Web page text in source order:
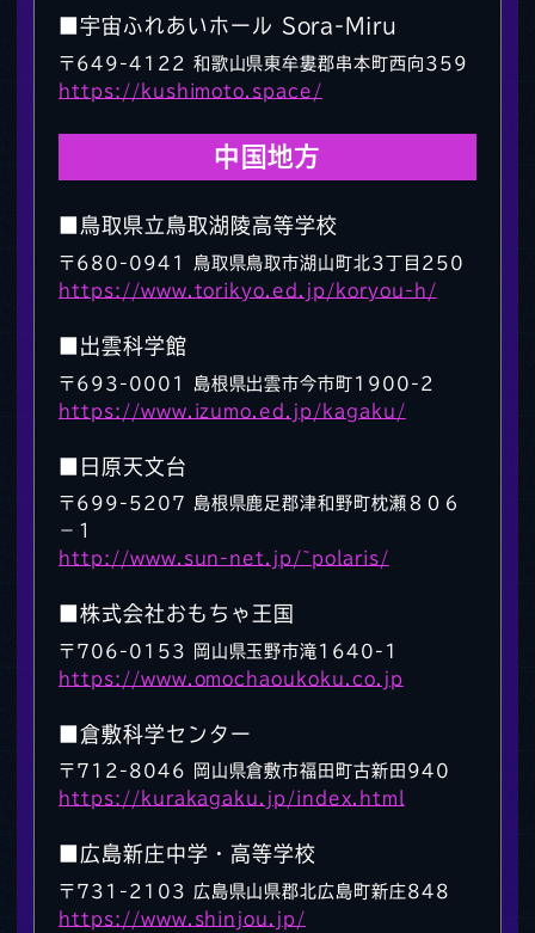
■宇宙ふれあいホール Sora-Miru
〒649-4122 和歌山県東牟婁郡串本町西向359
https://kushimoto.space/
中国地方
■鳥取県立鳥取湖陵高等学校
〒680-0941 鳥取県鳥取市湖山町北3丁目250
https://www.torikyo.ed.jp/koryou-h/
■出雲科学館
〒693-0001 島根県出雲市今市町1900-2
https://www.izumo.ed.jp/kagaku/
■日原天文台
〒699-5207 島根県鹿足郡津和野町枕瀬８０６
－１
http://www.sun-net.jp/~polaris/
■株式会社おもちゃ王国
〒706-0153 岡山県玉野市滝1640-1
https://www.omochaoukoku.co.jp
■倉敷科学センター
〒712-8046 岡山県倉敷市福田町古新田940
https://kurakagaku.jp/index.html
■広島新庄中学・高等学校
〒731-2103 広島県山県郡北広島町新庄848
https://www.shinjou.jp/